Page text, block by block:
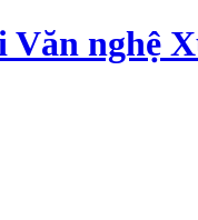
Văn nghệ